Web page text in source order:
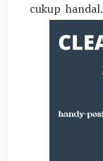
cukup handal.